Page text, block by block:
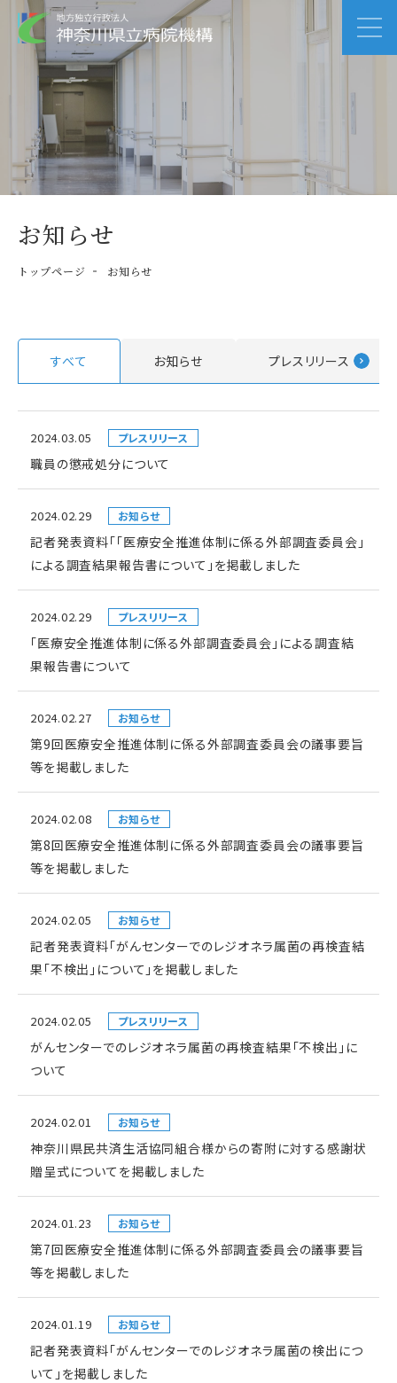
お知らせ
トップページ お知らせ
すべて お知らせ プレスリリース
2024.03.05 プレスリリース
職員の懲戒処分について
2024.02.29 お知らせ
記者発表資料「「医療安全推進体制に係る外部調査委員会」
による調査結果報告書について」を掲載しました
2024.02.29 プレスリリース
「医療安全推進体制に係る外部調査委員会」による調査結
果報告書について
2024.02.27 お知らせ
第9回医療安全推進体制に係る外部調査委員会の議事要旨
等を掲載しました
2024.02.08 お知らせ
第8回医療安全推進体制に係る外部調査委員会の議事要旨
等を掲載しました
2024.02.05 お知らせ
記者発表資料「がんセンターでのレジオネラ属菌の再検査結
果「不検出」について」を掲載しました
2024.02.05 プレスリリース
がんセンターでのレジオネラ属菌の再検査結果「不検出」に
ついて
2024.02.01 お知らせ
神奈川県民共済生活協同組合様からの寄附に対する感謝状
贈呈式についてを掲載しました
2024.01.23 お知らせ
第7回医療安全推進体制に係る外部調査委員会の議事要旨
等を掲載しました
2024.01.19 お知らせ
記者発表資料「がんセンターでのレジオネラ属菌の検出につ
いて」を掲載しました